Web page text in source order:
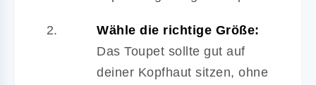
Wähle die richtige Größe:
Das Toupet sollte gut auf
deiner Kopfhaut sitzen, ohne